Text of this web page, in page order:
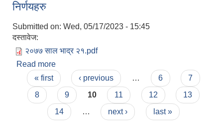
निर्णयहरु
Submitted on: Wed, 05/17/2023 - 15:45
दस्तावेज:
२०७७ साल भाद्र २१.pdf
Read more
निर्णयहरु
Pages
« first ‹ previous … 6
7
8
9 10 11 12
13
14
… next › last »